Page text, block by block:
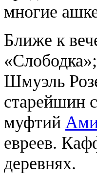
многие
Ближе к
Шмуэль
старейшин
муфтий
евреев.
деревнях.